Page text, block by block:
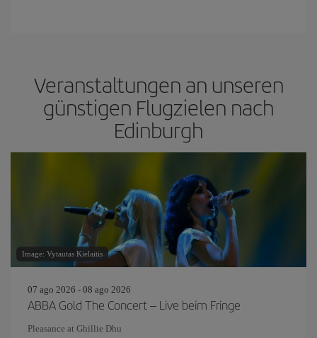
Veranstaltungen an unseren
günstigen Flugzielen nach
Edinburgh
Image: Vytautas Kielaitis
07 ago 2026 - 08 ago 2026
ABBA Gold The Concert – Live beim Fringe
Pleasance at Ghillie Dhu